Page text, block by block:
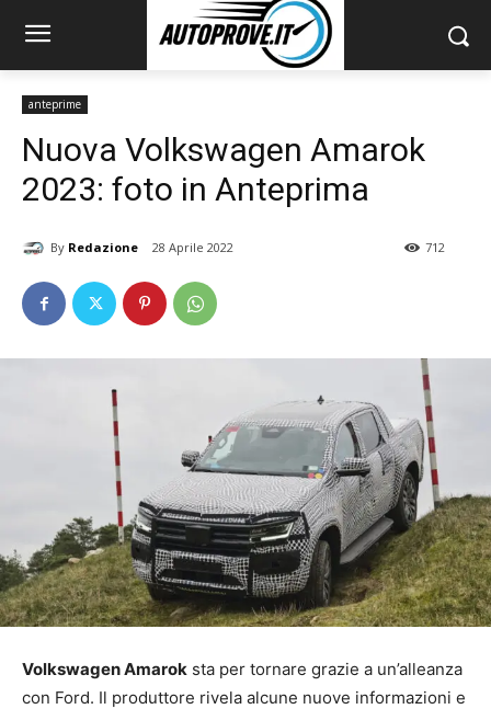
anteprime
Nuova Volkswagen Amarok
2023: foto in Anteprima
By Redazione 28 Aprile 2022 712
Volkswagen Amarok sta per tornare grazie a un’alleanza
con Ford. Il produttore rivela alcune nuove informazioni e